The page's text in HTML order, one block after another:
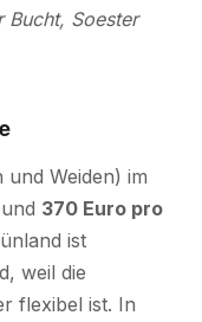
Bucht, Soester
Weiden) im
und 370 Euro pro
ist
weil die
flexibel ist. In